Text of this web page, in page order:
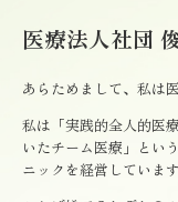
医療法人社団
あらためまして、私は
私は「実践的全人的医
いたチーム医療」とい
ニックを経営しています